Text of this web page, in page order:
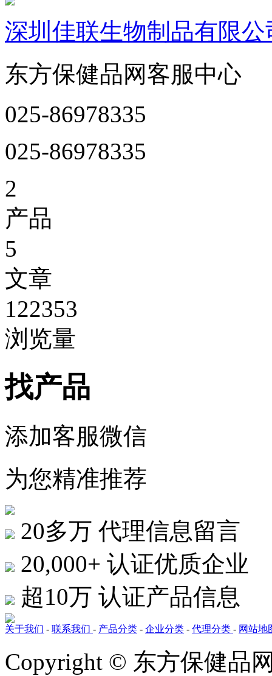
深圳佳联生物制品有限公
东方保健品网客服中心
025-86978335
025-86978335
2
产品
5
文章
122353
浏览量
找产品
添加客服微信
为您精准推荐
20多万 代理信息留言
20,000+ 认证优质企业
超10万 认证产品信息
关于我们 - 联系我们 - 产品分类 - 企业分类 - 代理分类 - 网站地
Copyright © 东方保健品